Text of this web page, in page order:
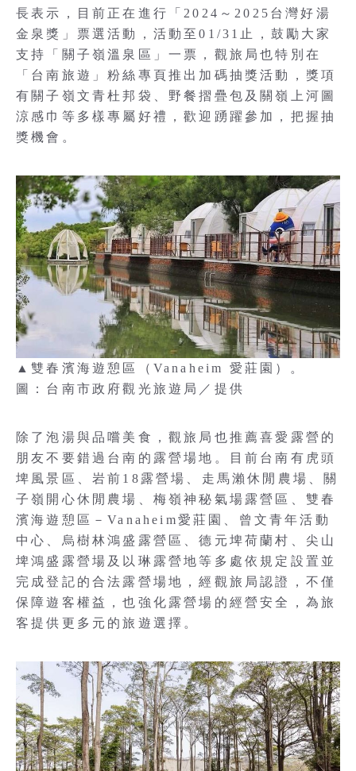
長表示，目前正在進行「2024～2025台灣好湯
金泉獎」票選活動，活動至01/31止，鼓勵大家
支持「關子嶺溫泉區」一票，觀旅局也特別在
「台南旅遊」粉絲專頁推出加碼抽獎活動，獎項
有關子嶺文青杜邦袋、野餐摺疊包及關嶺上河圖
涼感巾等多樣專屬好禮，歡迎踴躍參加，把握抽
獎機會。
▲雙春濱海遊憩區（Vanaheim 愛莊園）。
圖：台南市政府觀光旅遊局／提供
除了泡湯與品嚐美食，觀旅局也推薦喜愛露營的
朋友不要錯過台南的露營場地。目前台南有虎頭
埤風景區、岩前18露營場、走馬瀨休閒農場、關
子嶺開心休閒農場、梅嶺神秘氣場露營區、雙春
濱海遊憩區－Vanaheim愛莊園、曾文青年活動
中心、烏樹林鴻盛露營區、德元埤荷蘭村、尖山
埤鴻盛露營場及以琳露營地等多處依規定設置並
完成登記的合法露營場地，經觀旅局認證，不僅
保障遊客權益，也強化露營場的經營安全，為旅
客提供更多元的旅遊選擇。